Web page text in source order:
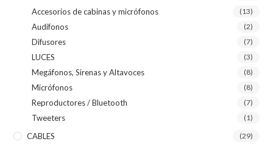
Accesorios de cabinas y micrófonos (13)
Audífonos (2)
Difusores (7)
LUCES (3)
Megáfonos, Sirenas y Altavoces (8)
Micrófonos (8)
Reproductores / Bluetooth (7)
Tweeters (1)
CABLES (29)